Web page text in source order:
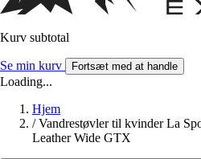
Kurv subtotal
Se min kurv Fortsæt med at handle
Loading...
Hjem
/ Vandrestøvler til kvinder La
Leather Wide GTX